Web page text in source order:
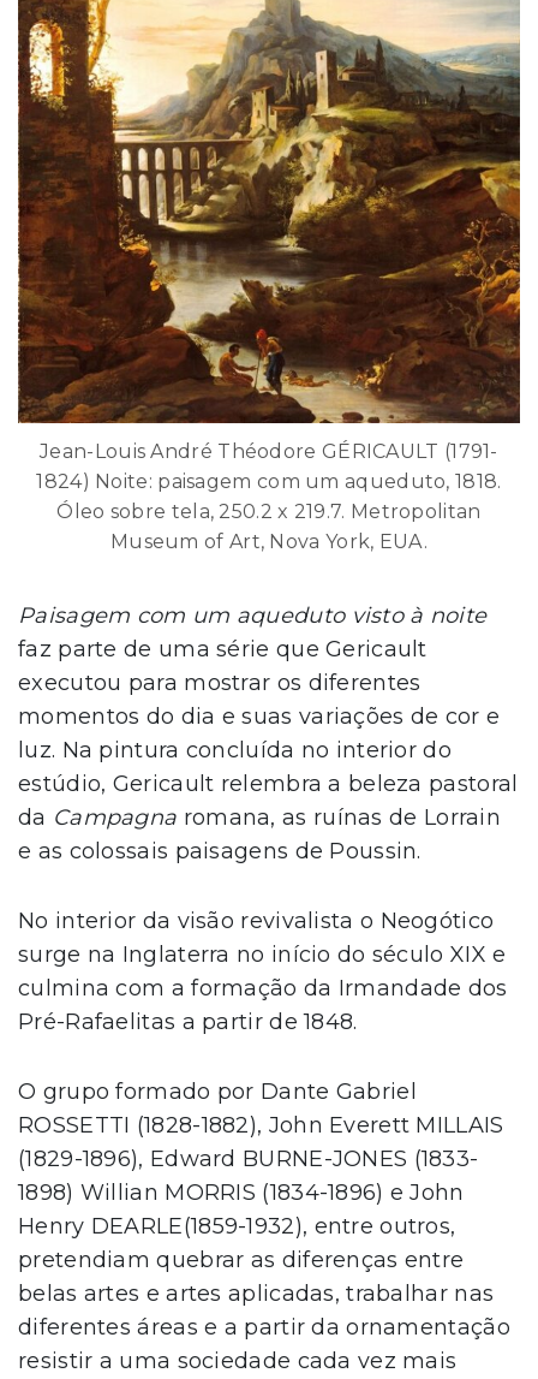
Jean-Louis André Théodore GÉRICAULT (1791-
1824) Noite: paisagem com um aqueduto, 1818.
Óleo sobre tela, 250.2 x 219.7. Metropolitan
Museum of Art, Nova York, EUA.
Paisagem com um aqueduto visto à noite
faz parte de uma série que Gericault
executou para mostrar os diferentes
momentos do dia e suas variações de cor e
luz. Na pintura concluída no interior do
estúdio, Gericault relembra a beleza pastoral
da Campagna romana, as ruínas de Lorrain
e as colossais paisagens de Poussin.
No interior da visão revivalista o Neogótico
surge na Inglaterra no início do século XIX e
culmina com a formação da Irmandade dos
Pré-Rafaelitas a partir de 1848.
O grupo formado por Dante Gabriel
ROSSETTI (1828-1882), John Everett MILLAIS
(1829-1896), Edward BURNE-JONES (1833-
1898) Willian MORRIS (1834-1896) e John
Henry DEARLE(1859-1932), entre outros,
pretendiam quebrar as diferenças entre
belas artes e artes aplicadas, trabalhar nas
diferentes áreas e a partir da ornamentação
resistir a uma sociedade cada vez mais